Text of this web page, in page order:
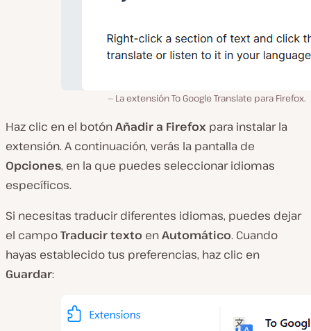
La extensión To Google Translate para Firefox.
Haz clic en el botónAñadir a Firefox para instalar la
extensión. A continuación, verás la pantalla de
Opciones, en la que puedes seleccionar idiomas
específicos.
Si necesitas traducir diferentes idiomas, puedes dejar
el campoTraducir texto enAutomático. Cuando
hayas establecido tus preferencias, haz clic en
Guardar: